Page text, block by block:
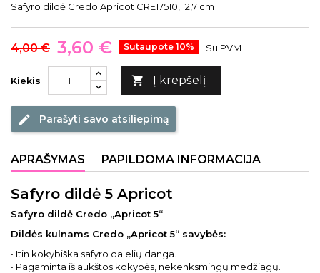
Safyro dildė Credo Apricot CRE17510, 12,7 cm
4,00 € 3,60 € Sutaupote 10% Su PVM
Kiekis  Į krepšelį
edit Parašyti savo atsiliepimą
APRAŠYMAS PAPILDOMA INFORMACIJA
Safyro dildė 5 Apricot
Safyro dildė Credo „Apricot 5“
Dildės kulnams Credo „Apricot 5“ savybės:
• Itin kokybiška safyro dalelių danga.
• Pagaminta iš aukštos kokybės, nekenksmingų medžiagų.